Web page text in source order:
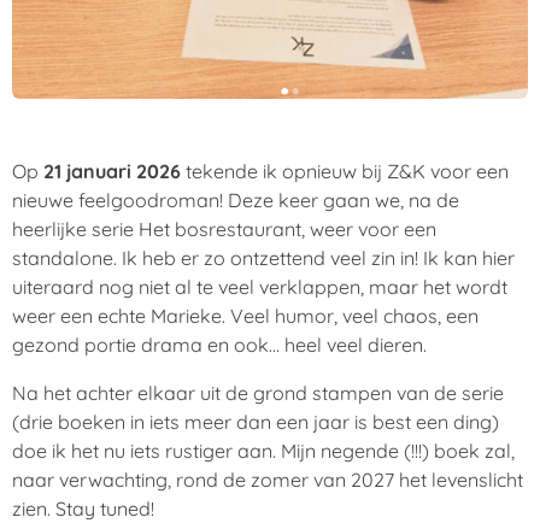
Op 21 januari 2026 tekende ik opnieuw bij Z&K voor een
nieuwe feelgoodroman! Deze keer gaan we, na de
heerlijke serie Het bosrestaurant, weer voor een
standalone. Ik heb er zo ontzettend veel zin in! Ik kan hier
uiteraard nog niet al te veel verklappen, maar het wordt
weer een echte Marieke. Veel humor, veel chaos, een
gezond portie drama en ook... heel veel dieren.
Na het achter elkaar uit de grond stampen van de serie
(drie boeken in iets meer dan een jaar is best een ding)
doe ik het nu iets rustiger aan. Mijn negende (!!!) boek zal,
naar verwachting, rond de zomer van 2027 het levenslicht
zien. Stay tuned!